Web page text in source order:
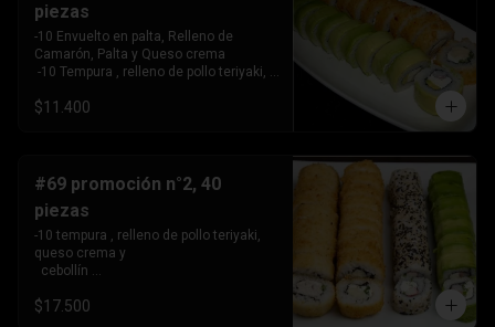
piezas
-10 Envuelto en palta, Relleno de
Camarón, Palta y Queso crema
-10 Tempura , relleno de pollo teriyaki,
$11.400
#69 promoción n°2, 40
piezas
-10 tempura , relleno de pollo teriyaki,
queso crema y
  cebollín
crema y cebollín. -10 envuelto en palta,
$17.500